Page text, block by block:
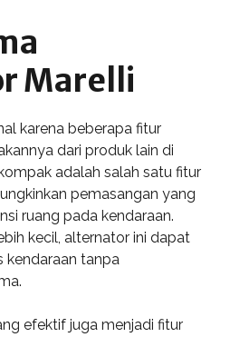
Marelli
karena beberapa fitur
dari produk lain di
adalah salah satu fitur
pemasangan yang
ruang pada kendaraan.
kecil, alternator ini dapat
kendaraan tanpa
efektif juga menjadi fitur